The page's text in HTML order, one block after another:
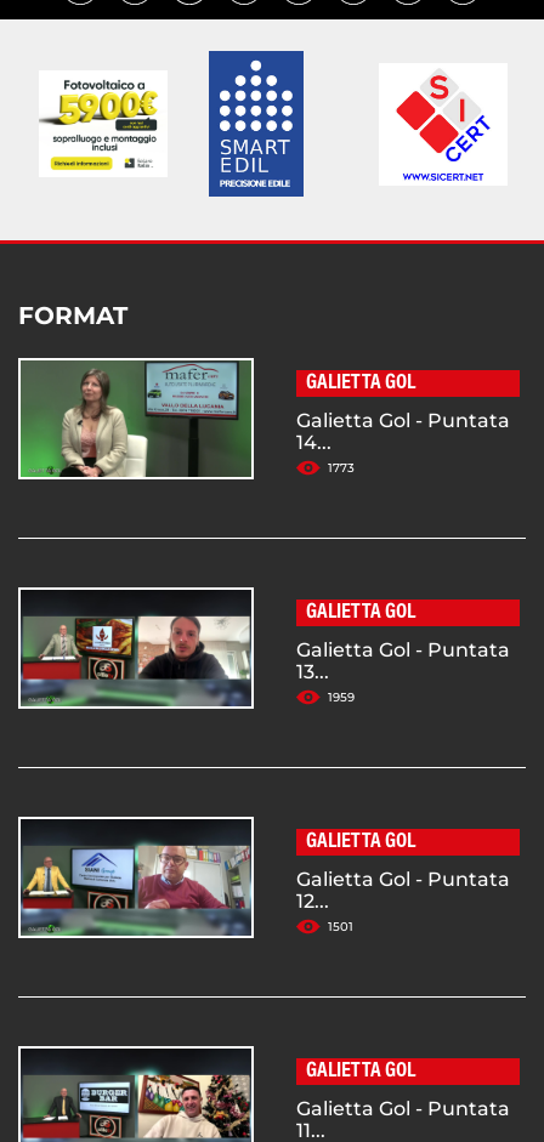
FORMAT
GALIETTA GOL
Galietta Gol - Puntata
14...
1773
GALIETTA GOL
Galietta Gol - Puntata
13...
1959
GALIETTA GOL
Galietta Gol - Puntata
12...
1501
GALIETTA GOL
Galietta Gol - Puntata
11...